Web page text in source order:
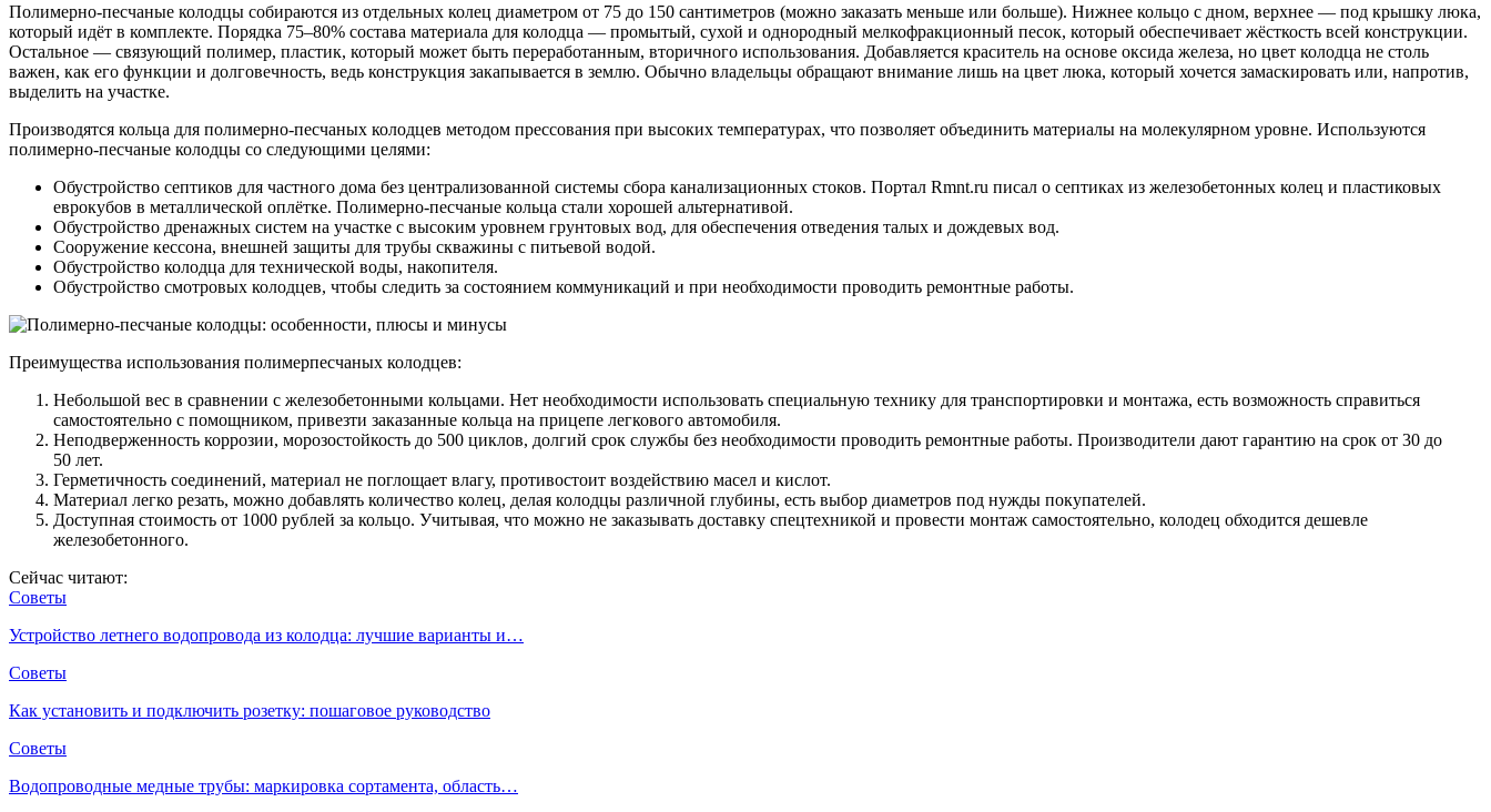
Полимерно-песчаные колодцы собираются из отдельных колец диаметром от 75 до 150 сантиметров (можно заказать меньше или больше). Нижнее кольцо с дном, верхнее — под крышку люка,
который идёт в комплекте. Порядка 75–80% состава материала для колодца — промытый, сухой и однородный мелкофракционный песок, который обеспечивает жёсткость всей конструкции.
Остальное — связующий полимер, пластик, который может быть переработанным, вторичного использования. Добавляется краситель на основе оксида железа, но цвет колодца не столь
важен, как его функции и долговечность, ведь конструкция закапывается в землю. Обычно владельцы обращают внимание лишь на цвет люка, который хочется замаскировать или, напротив,
выделить на участке.
Производятся кольца для полимерно-песчаных колодцев методом прессования при высоких температурах, что позволяет объединить материалы на молекулярном уровне. Используются
полимерно-песчаные колодцы со следующими целями:
Обустройство септиков для частного дома без централизованной системы сбора канализационных стоков. Портал Rmnt.ru писал о септиках из железобетонных колец и пластиковых
еврокубов в металлической оплётке. Полимерно-песчаные кольца стали хорошей альтернативой.
Обустройство дренажных систем на участке с высоким уровнем грунтовых вод, для обеспечения отведения талых и дождевых вод.
Сооружение кессона, внешней защиты для трубы скважины с питьевой водой.
Обустройство колодца для технической воды, накопителя.
Обустройство смотровых колодцев, чтобы следить за состоянием коммуникаций и при необходимости проводить ремонтные работы.
Преимущества использования полимерпесчаных колодцев:
Небольшой вес в сравнении с железобетонными кольцами. Нет необходимости использовать специальную технику для транспортировки и монтажа, есть возможность справиться
самостоятельно с помощником, привезти заказанные кольца на прицепе легкового автомобиля.
Неподверженность коррозии, морозостойкость до 500 циклов, долгий срок службы без необходимости проводить ремонтные работы. Производители дают гарантию на срок от 30 до
50 лет.
Герметичность соединений, материал не поглощает влагу, противостоит воздействию масел и кислот.
Материал легко резать, можно добавлять количество колец, делая колодцы различной глубины, есть выбор диаметров под нужды покупателей.
Доступная стоимость от 1000 рублей за кольцо. Учитывая, что можно не заказывать доставку спецтехникой и провести монтаж самостоятельно, колодец обходится дешевле
железобетонного.
Сейчас читают:
Советы
Устройство летнего водопровода из колодца: лучшие варианты и…
Советы
Как установить и подключить розетку: пошаговое руководство
Советы
Водопроводные медные трубы: маркировка сортамента, область…